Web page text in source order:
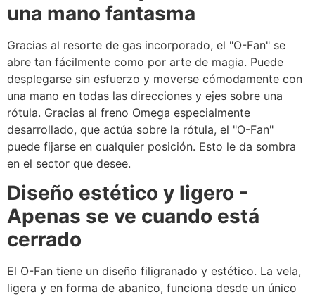
una mano fantasma
Gracias al resorte de gas incorporado, el "O-Fan" se
abre tan fácilmente como por arte de magia. Puede
desplegarse sin esfuerzo y moverse cómodamente con
una mano en todas las direcciones y ejes sobre una
rótula. Gracias al freno Omega especialmente
desarrollado, que actúa sobre la rótula, el "O-Fan"
puede fijarse en cualquier posición. Esto le da sombra
en el sector que desee.
Diseño estético y ligero -
Apenas se ve cuando está
cerrado
El O-Fan tiene un diseño filigranado y estético. La vela,
ligera y en forma de abanico, funciona desde un único